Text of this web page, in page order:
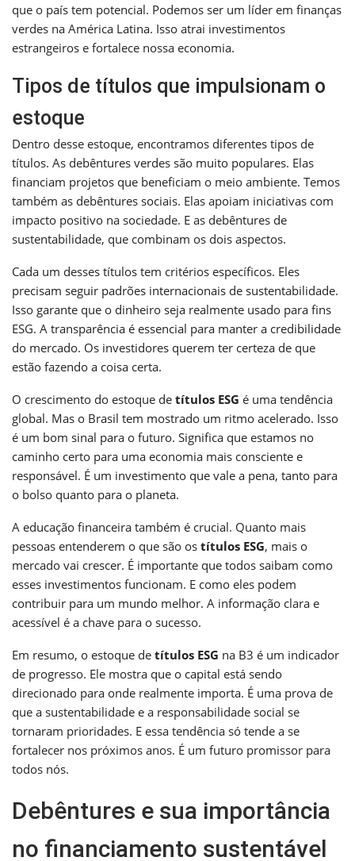
que o país tem potencial. Podemos ser um líder em finanças
verdes na América Latina. Isso atrai investimentos
estrangeiros e fortalece nossa economia.
Tipos de títulos que impulsionam o
estoque
Dentro desse estoque, encontramos diferentes tipos de
títulos. As debêntures verdes são muito populares. Elas
financiam projetos que beneficiam o meio ambiente. Temos
também as debêntures sociais. Elas apoiam iniciativas com
impacto positivo na sociedade. E as debêntures de
sustentabilidade, que combinam os dois aspectos.
Cada um desses títulos tem critérios específicos. Eles
precisam seguir padrões internacionais de sustentabilidade.
Isso garante que o dinheiro seja realmente usado para fins
ESG. A transparência é essencial para manter a credibilidade
do mercado. Os investidores querem ter certeza de que
estão fazendo a coisa certa.
O crescimento do estoque de títulos ESG é uma tendência
global. Mas o Brasil tem mostrado um ritmo acelerado. Isso
é um bom sinal para o futuro. Significa que estamos no
caminho certo para uma economia mais consciente e
responsável. É um investimento que vale a pena, tanto para
o bolso quanto para o planeta.
A educação financeira também é crucial. Quanto mais
pessoas entenderem o que são os títulos ESG, mais o
mercado vai crescer. É importante que todos saibam como
esses investimentos funcionam. E como eles podem
contribuir para um mundo melhor. A informação clara e
acessível é a chave para o sucesso.
Em resumo, o estoque de títulos ESG na B3 é um indicador
de progresso. Ele mostra que o capital está sendo
direcionado para onde realmente importa. É uma prova de
que a sustentabilidade e a responsabilidade social se
tornaram prioridades. E essa tendência só tende a se
fortalecer nos próximos anos. É um futuro promissor para
todos nós.
Debêntures e sua importância
no financiamento sustentável